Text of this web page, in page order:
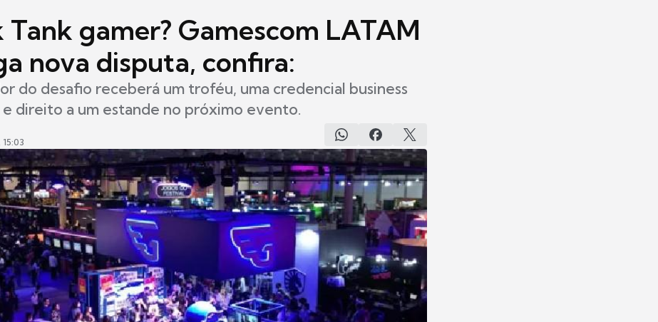
Tank gamer? Gamescom LATAM
nova disputa, confira:
do desafio receberá um troféu, uma credencial business
e direito a um estande no próximo evento.